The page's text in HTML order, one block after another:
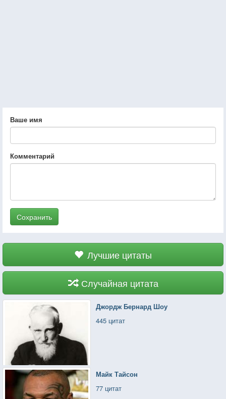
Ваше имя
Комментарий
Сохранить
Лучшие цитаты
Случайная цитата
Джордж Бернард Шоу
445 цитат
Майк Тайсон
77 цитат